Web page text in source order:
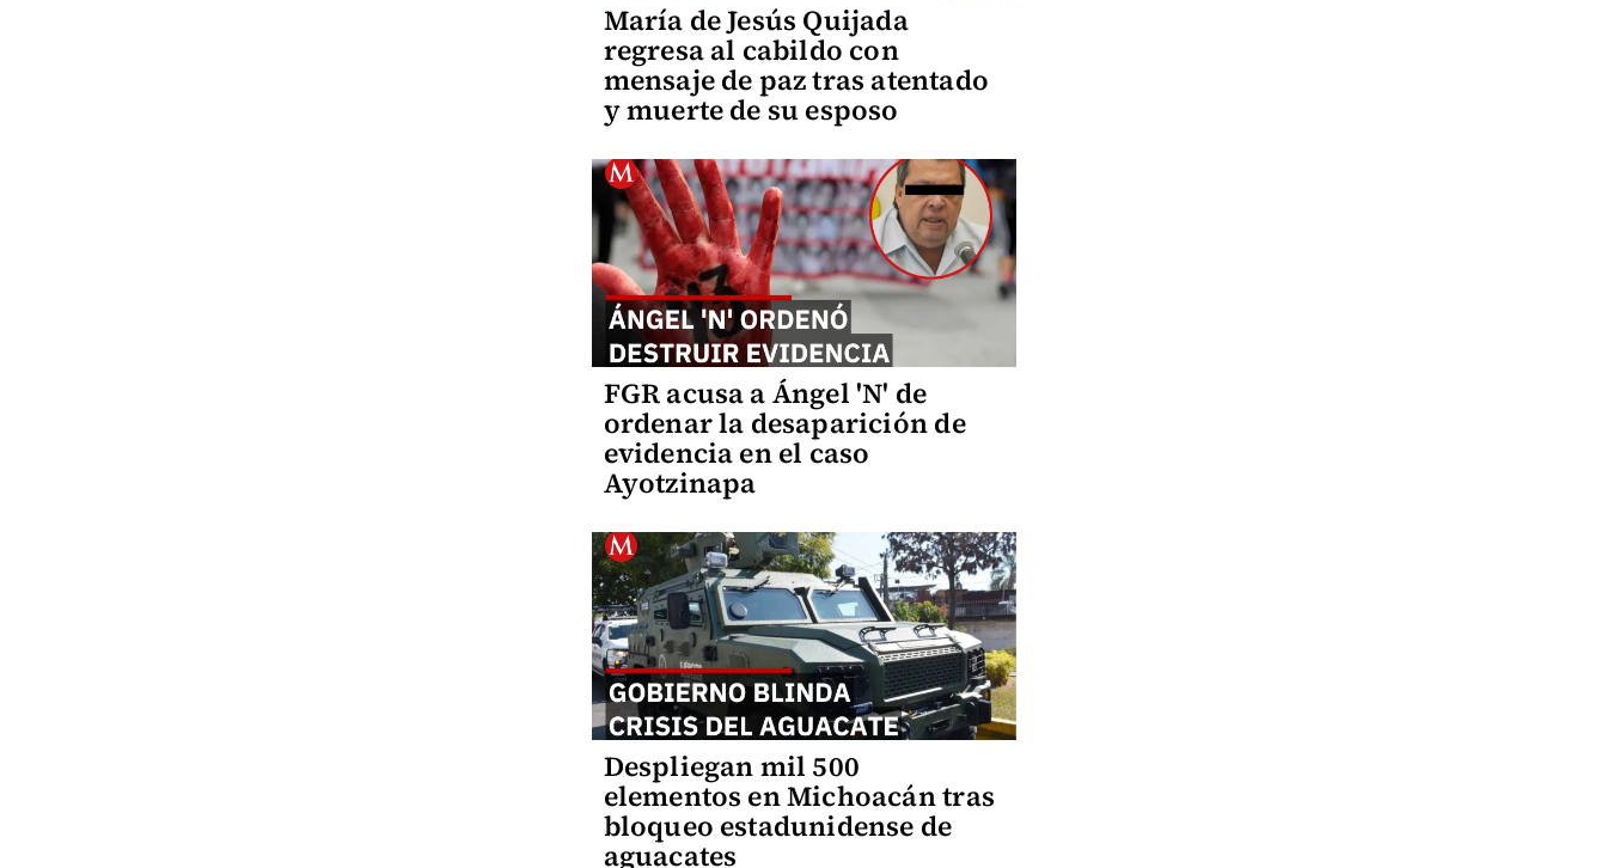
María de Jesús Quijada
regresa al cabildo con
mensaje de paz tras atentado
y muerte de su esposo
FGR acusa a Ángel 'N' de
ordenar la desaparición de
evidencia en el caso
Ayotzinapa
Despliegan mil 500
elementos en Michoacán tras
bloqueo estadunidense de
aguacates